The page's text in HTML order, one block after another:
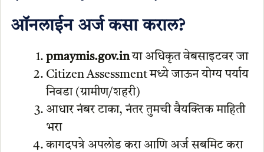
ऑनलाईन अर्ज कसा कराल?
pmaymis.gov.inया अधिकृत वेबसाइटवर जा
Citizen Assessment मध्ये जाऊन योग्य पर्याय
निवडा (ग्रामीण/शहरी)
आधार नंबर टाका, नंतर तुमची वैयक्तिक माहिती
भरा
कागदपत्रे अपलोड करा आणि अर्ज सबमिट करा